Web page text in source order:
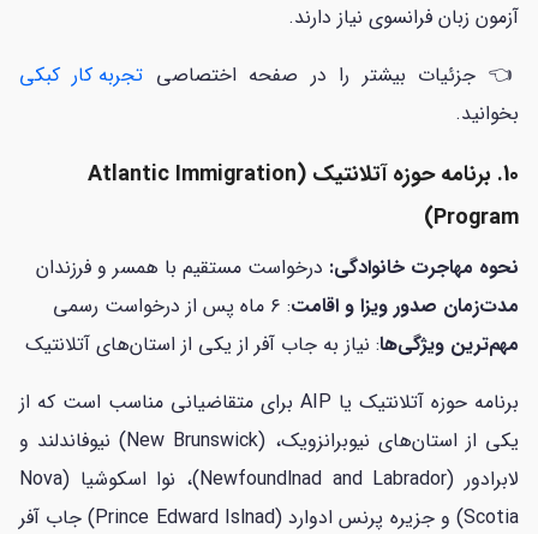
آزمون زبان فرانسوی نیاز دارند.
👈 جزئیات بیشتر را در صفحه اختصاصی تجربه کار کبکی
بخوانید.
10. برنامه حوزه آتلانتیک (Atlantic Immigration
Program)
نحوه مهاجرت خانوادگی: درخواست مستقیم با همسر و فرزندان
مدت‌زمان صدور ویزا و اقامت: ۶ ماه پس از درخواست رسمی
مهم‌ترین ویژگی‌ها: نیاز به جاب آفر از یکی از استان‌های آتلانتیک
برنامه حوزه آتلانتیک یا AIP برای متقاضیانی مناسب است که از
یکی از استان‌های نیوبرانزویک، (New Brunswick) نیوفاندلند و
لابرادور (Newfoundlnad and Labrador)، نوا اسکوشیا (Nova
Scotia) و جزیره پرنس ادوارد (Prince Edward Islnad) جاب آفر